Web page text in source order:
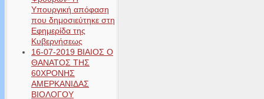
Υπουργική απόφαση
που δημοσιεύτηκε στη
Εφημερίδα της
Κυβερνήσεως
16-07-2019 ΒΙΑΙΟΣ Ο
ΘΑΝΑΤΟΣ ΤΗΣ
60ΧΡΟΝΗΣ
ΑΜΕΡΚΑΝΙΔΑΣ
ΒΙΟΛΟΓΟΥ